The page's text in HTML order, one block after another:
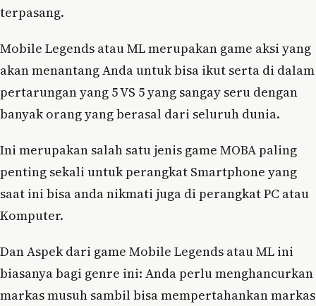
terpasang.
Mobile Legends atau ML merupakan game aksi yang
akan menantang Anda untuk bisa ikut serta di dalam
pertarungan yang 5 VS 5 yang sangay seru dengan
banyak orang yang berasal dari seluruh dunia.
Ini merupakan salah satu jenis game MOBA paling
penting sekali untuk perangkat Smartphone yang
saat ini bisa anda nikmati juga di perangkat PC atau
Komputer.
Dan Aspek dari game Mobile Legends atau ML ini
biasanya bagi genre ini: Anda perlu menghancurkan
markas musuh sambil bisa mempertahankan markas